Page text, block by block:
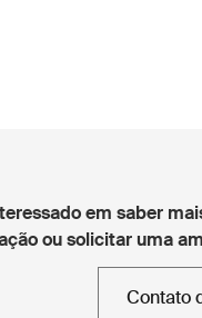
em saber
ou solicitar uma
Contato